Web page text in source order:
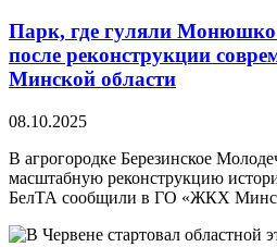
Парк, где гуляли
после реконструкции
Минской области
08.10.2025
В агрогородке Березинское
масштабную реконструкцию
БелТА сообщили в ГО «ЖКХ